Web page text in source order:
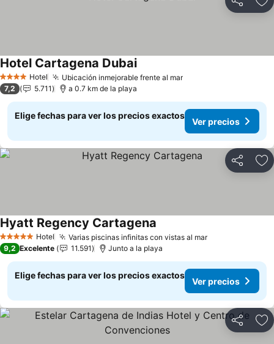
Compartir
4 EstrellasHotel Ubicación inmejorable frente al marVer precios
Hotel Cartagena DubaiVer precios
7,2 5.711 a 0.7 km de la playa
Elige fechas para ver los precios exactos
Ver precios
Compartir
5 Estrellas Hotel Varias piscinas infinitas con vistas al marVer precios
Hyatt Regency Cartagena
9,2 Excelente 11.591 Junto a la playa
Elige fechas para ver los precios exactos
Ver precios
Compartir